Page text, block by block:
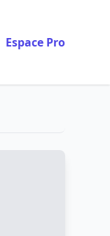
Espace Pro